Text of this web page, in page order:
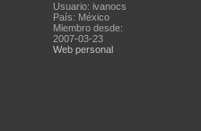
Usuario: ivanocs
País: México
Miembro desde:
2007-03-23
Web personal